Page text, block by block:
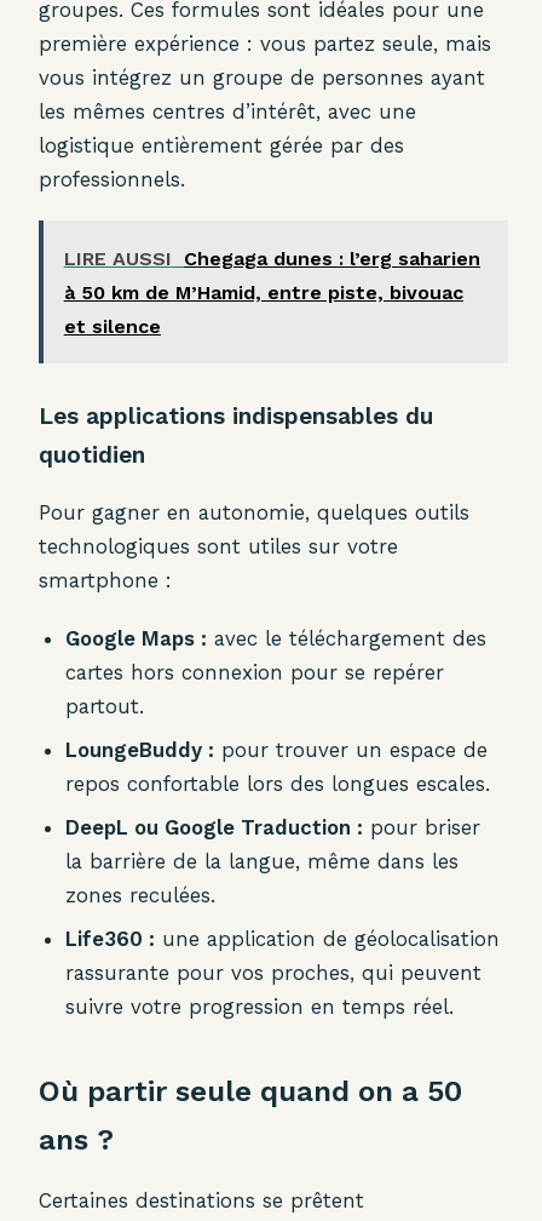
groupes. Ces formules sont idéales pour une
première expérience : vous partez seule, mais
vous intégrez un groupe de personnes ayant
les mêmes centres d’intérêt, avec une
logistique entièrement gérée par des
professionnels.
LIRE AUSSI
Chegaga dunes : l’erg saharien
à 50 km de M’Hamid, entre piste, bivouac
et silence
Les applications indispensables du
quotidien
Pour gagner en autonomie, quelques outils
technologiques sont utiles sur votre
smartphone :
Google Maps : avec le téléchargement des
cartes hors connexion pour se repérer
partout.
LoungeBuddy : pour trouver un espace de
repos confortable lors des longues escales.
DeepL ou Google Traduction : pour briser
la barrière de la langue, même dans les
zones reculées.
Life360 : une application de géolocalisation
rassurante pour vos proches, qui peuvent
suivre votre progression en temps réel.
Où partir seule quand on a 50
ans ?
Certaines destinations se prêtent